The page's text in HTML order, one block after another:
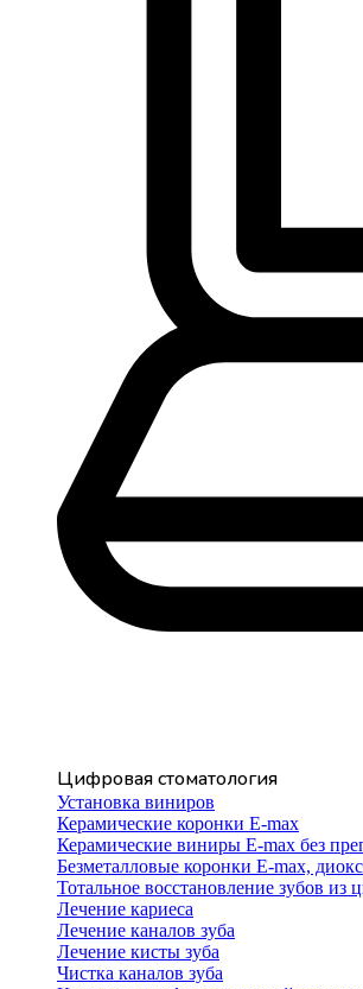
Цифровая стоматология
Установка виниров
Керамические коронки E-max
Керамические виниры E-max без
Безметалловые коронки Е-max,
Тотальное восстановление зубов из
Лечение кариеса
Лечение каналов зуба
Лечение кисты зуба
Чистка каналов зуба